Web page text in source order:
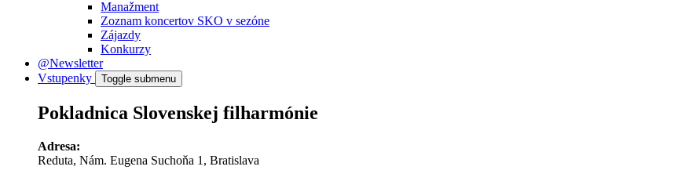
Manažment
Zoznam koncertov SKO v sezóne
Zájazdy
Konkurzy
@Newsletter
Vstupenky
Toggle submenu
Pokladnica Slovenskej filharmónie
Adresa:
Reduta, Nám. Eugena Suchoňa 1, Bratislava